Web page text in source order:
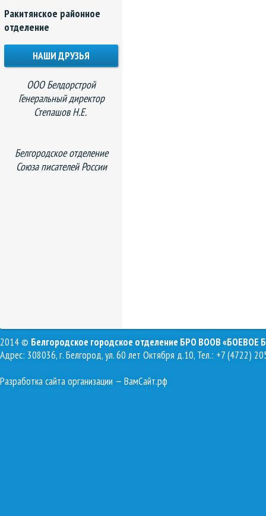
Ракитянское районное
отделение
НАШИ ДРУЗЬЯ
ООО Белдорстрой
Генеральный директор
Степашов Н.Е.
Белгородское отделение
Союза писателей России
2014 © Белгородское городское отделение БРО ВООВ «БОЕВОЕ
Адрес: 308036, г. Белгород, ул. 60 лет Октября д.10, Тел.: +7 (4722)
Разработка сайта организации — ВамСайт.рф